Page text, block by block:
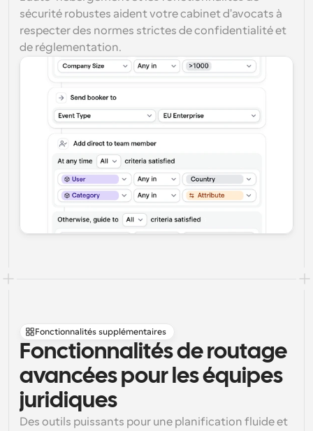
sécurité robustes aident votre cabinet d'avocats à
respecter des normes strictes de confidentialité et
de réglementation.
Fonctionnalités supplémentaires
Fonctionnalités de routage
avancées pour les équipes
juridiques
Des outils puissants pour une planification fluide et